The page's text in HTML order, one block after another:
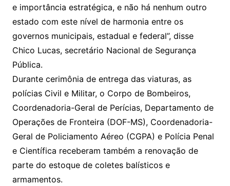
e importância estratégica, e não há nenhum outro
estado com este nível de harmonia entre os
governos municipais, estadual e federal”, disse
Chico Lucas, secretário Nacional de Segurança
Pública.
Durante cerimônia de entrega das viaturas, as
polícias Civil e Militar, o Corpo de Bombeiros,
Coordenadoria-Geral de Perícias, Departamento de
Operações de Fronteira (DOF-MS), Coordenadoria-
Geral de Policiamento Aéreo (CGPA) e Polícia Penal
e Científica receberam também a renovação de
parte do estoque de coletes balísticos e
armamentos.